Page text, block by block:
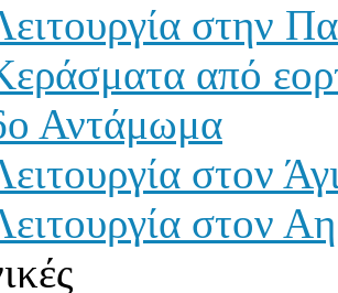
στην
από
Αντάμωμα
στον
στον